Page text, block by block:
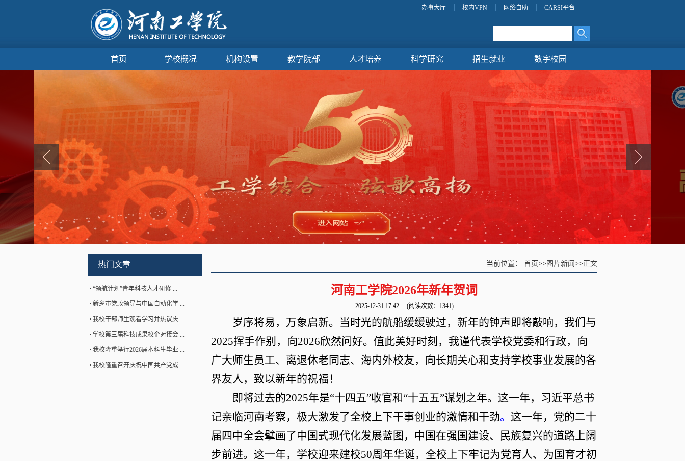
办事大厅 校内VPN 网络自助 CARSI平台
首页 学校概况 机构设置 教学院部 人才培养 科学研究 招生就业 数字校园
热门文章
“领航计划”青年科技人才研修 ...
新乡市党政领导与中国自动化学 ...
我校干部师生观看学习并热议庆 ...
学校第三届科技成果校企对接会 ...
我校隆重举行2026届本科生毕业 ...
我校隆重召开庆祝中国共产党成 ...
当前位置： 首页>> 图片新闻 >> 正文
河南工学院2026年新年贺词
2025-12-31 17:42 (阅读次数： 1341)
岁序将易，万象启新。当时光的航船缓缓驶过，新年的钟声即将敲响，我们与
2025挥手作别，向2026欣然问好。值此美好时刻，我谨代表学校党委和行政，向
广大师生员工、离退休老同志、海内外校友，向长期关心和支持学校事业发展的各
界友人，致以新年的祝福！
即将过去的2025年是“十四五”收官和“十五五”谋划之年。这一年，习近平总书
记亲临河南考察，极大激发了全校上下干事创业的激情和干劲。 这一年，党的二十
届四中全会擘画了中国式现代化发展蓝图，中国在强国建设、民族复兴的道路上阔
步前进。这一年，学校迎来建校50周年华诞， 全校上下牢记为党育人、为国育才初